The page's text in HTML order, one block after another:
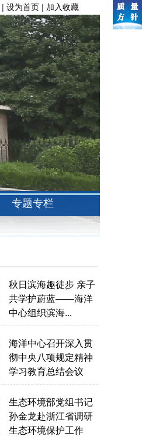
| 设为首页 | 加入收藏
专题专栏
秋日滨海趣徒步 亲子
共学护蔚蓝——海洋
中心组织滨海...
海洋中心召开深入贯
彻中央八项规定精神
学习教育总结会议
生态环境部党组书记
孙金龙赴浙江省调研
生态环境保护工作